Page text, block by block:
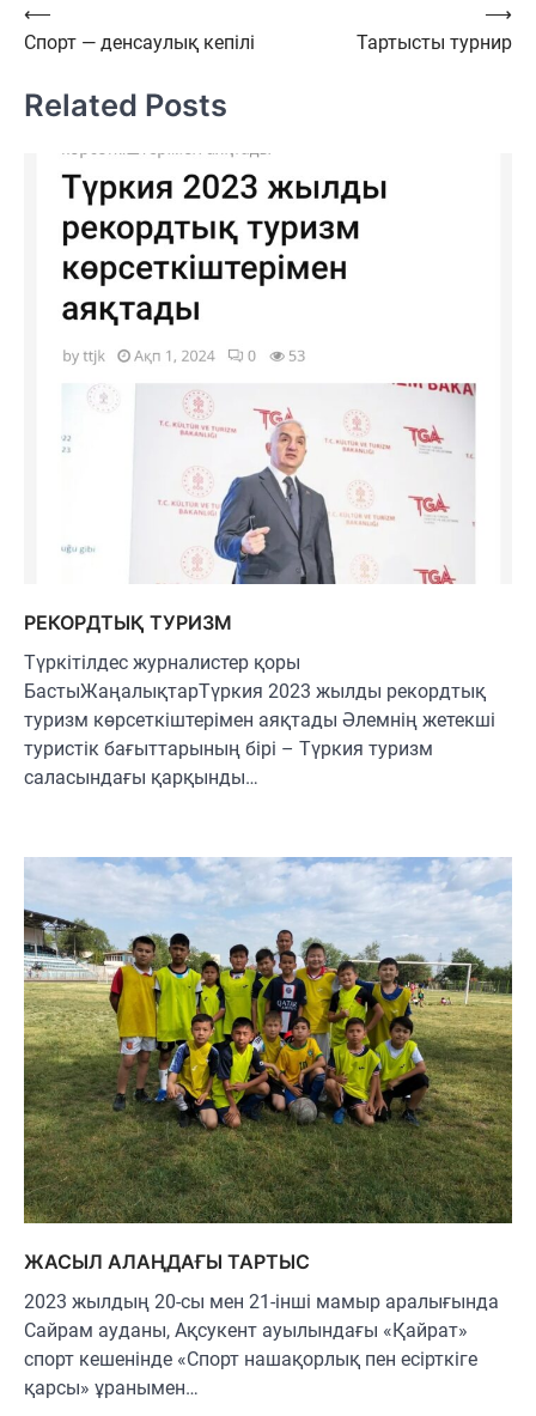
Навигация
по
записям
⟵
Спорт — денсаулық кепілі
Тартысты турнир
⟶
Related Posts
РЕКОРДТЫҚ ТУРИЗМ
Түркітілдес журналистер қоры
БастыЖаңалықтарТүркия 2023 жылды рекордтық
туризм көрсеткіштерімен аяқтады Әлемнің жетекші
туристік бағыттарының бірі – Түркия туризм
саласындағы қарқынды…
ЖАСЫЛ АЛАҢДАҒЫ ТАРТЫС
2023 жылдың 20-сы мен 21-інші мамыр аралығында
Сайрам ауданы, Ақсукент ауылындағы «Қайрат»
спорт кешенінде «Спорт нашақорлық пен есірткіге
қарсы» ұранымен…